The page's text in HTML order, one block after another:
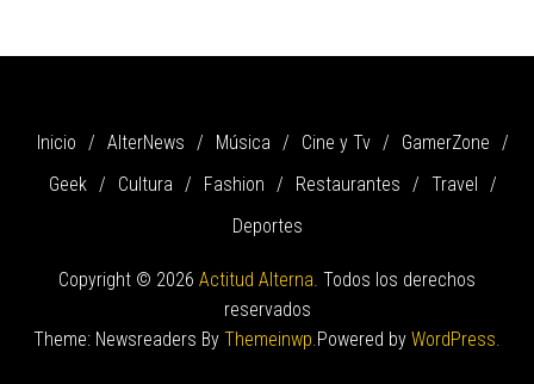
Inicio AlterNews Música Cine y Tv
GamerZone
Geek
Cultura Fashion Restaurantes
Travel
Deportes
Copyright © 2026 Actitud Alterna. Todos los derechos
reservados
Theme: Newsreaders By Themeinwp.Powered by WordPress.